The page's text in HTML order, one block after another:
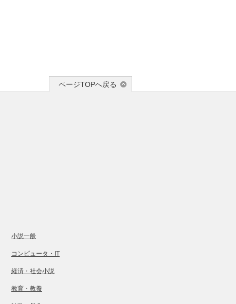
小説一般
コンピュータ・IT
経済・社会小説
教育・教養
ページTOPへ戻る